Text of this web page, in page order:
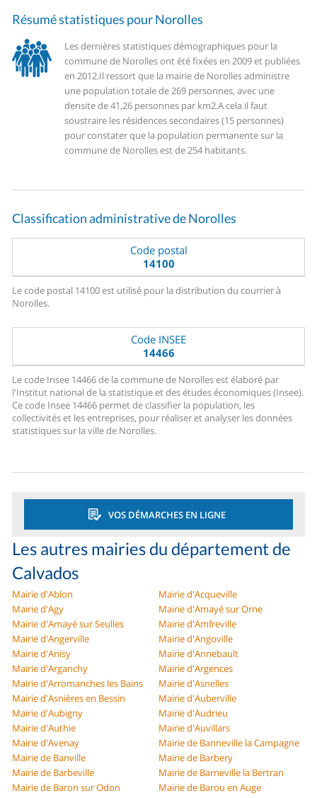
Résumé statistiques pour Norolles
Les dernières statistiques démographiques pour la
commune de Norolles ont été fixées en 2009 et publiées
en 2012.Il ressort que la mairie de Norolles administre
une population totale de 269 personnes, avec une
densite de 41,26 personnes par km2.A cela il faut
soustraire les résidences secondaires (15 personnes)
pour constater que la population permanente sur la
commune de Norolles est de 254 habitants.
Classification administrative de Norolles
Code postal
14100
Le code postal 14100 est utilisé pour la distribution du courrier à
Norolles.
Code INSEE
14466
Le code Insee 14466 de la commune de Norolles est élaboré par
l'Institut national de la statistique et des études économiques (Insee).
Ce code Insee 14466 permet de classifier la population, les
collectivités et les entreprises, pour réaliser et analyser les données
statistiques sur la ville de Norolles.
VOS DÉMARCHES EN LIGNE
Les autres mairies du département de
Calvados
Mairie d'Ablon
Mairie d'Acqueville
Mairie d'Agy
Mairie d'Amayé sur Orne
Mairie d'Amayé sur Seulles
Mairie d'Amfreville
Mairie d'Angerville
Mairie d'Angoville
Mairie d'Anisy
Mairie d'Annebault
Mairie d'Arganchy
Mairie d'Argences
Mairie d'Arromanches les Bains
Mairie d'Asnelles
Mairie d'Asnières en Bessin
Mairie d'Auberville
Mairie d'Aubigny
Mairie d'Audrieu
Mairie d'Authie
Mairie d'Auvillars
Mairie d'Avenay
Mairie de Banneville la Campagne
Mairie de Banville
Mairie de Barbery
Mairie de Barbeville
Mairie de Barneville la Bertran
Mairie de Baron sur Odon
Mairie de Barou en Auge